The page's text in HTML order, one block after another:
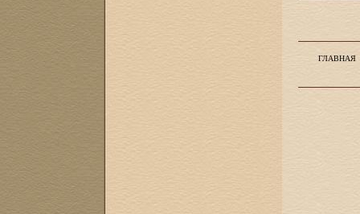
ГЛАВНАЯ